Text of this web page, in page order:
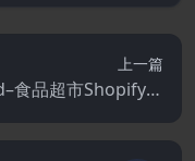
上一篇
食品超市Shopify主